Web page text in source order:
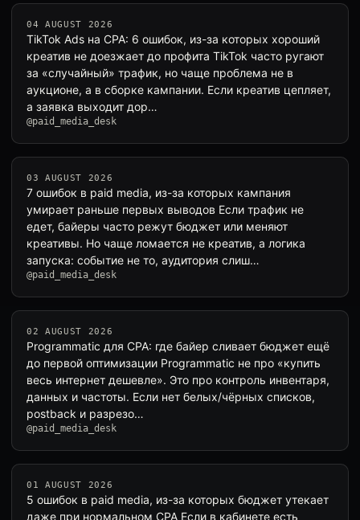
04 AUGUST 2026
TikTok Ads на CPA: 6 ошибок, из-за которых хороший
креатив не доезжает до профита TikTok часто ругают
за «случайный» трафик, но чаще проблема не в
аукционе, а в сборке кампании. Если креатив цепляет,
а заявка выходит дор…
@paid_media_desk
03 AUGUST 2026
7 ошибок в paid media, из-за которых кампания
умирает раньше первых выводов Если трафик не
едет, байеры часто режут бюджет или меняют
креативы. Но чаще ломается не креатив, а логика
запуска: событие не то, аудитория слиш…
@paid_media_desk
02 AUGUST 2026
Programmatic для CPA: где байер сливает бюджет ещё
до первой оптимизации Programmatic не про «купить
весь интернет дешевле». Это про контроль инвентаря,
данных и частоты. Если нет белых/чёрных списков,
postback и разрезо…
@paid_media_desk
01 AUGUST 2026
5 ошибок в paid media, из-за которых бюджет утекает
даже при нормальном CPA Если в кабинете есть